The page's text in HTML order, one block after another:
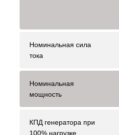
Номинальная сила
тока
Номинальная
мощность
КПД генератора при
100% нагрузке